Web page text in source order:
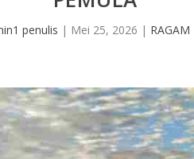
penulis | Mei 25, 2026 | RAGAM